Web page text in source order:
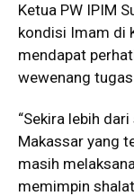
Ketua PW IPIM
kondisi Imam di
mendapat
wewenang
“Sekira lebih
Makassar yang
masih
memimpin